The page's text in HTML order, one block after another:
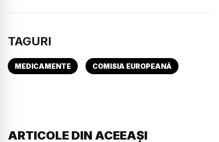
TAGURI
MEDICAMENTE COMISIA EUROPEANĂ
ARTICOLE DIN ACEEAȘI